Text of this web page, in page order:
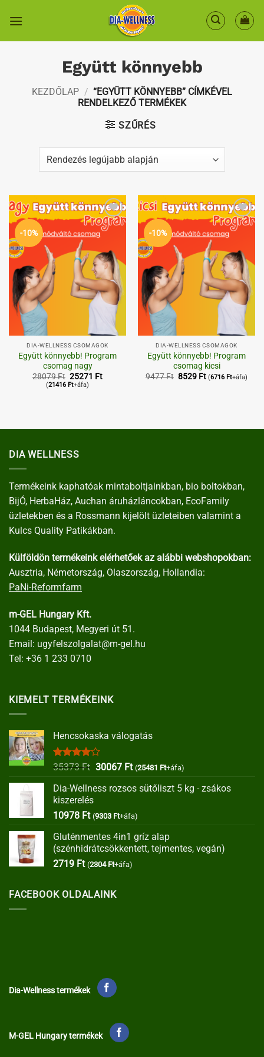
Együtt könnyebb
KEZDŐLAP / “EGYÜTT KÖNNYEBB” CÍMKÉVEL
RENDELKEZŐ TERMÉKEK
SZŰRÉS
-10%
Kedvenceimhez
DIA-WELLNESS CSOMAGOK
Együtt könnyebb! Program
csomag nagy
28079Ft Original
price
25271 FtCurrent
(21416 Ft+áfa)
-10%
Kedvenceimhez
DIA-WELLNESS CSOMAGOK
Együtt könnyebb! Program
csomag kicsi
9477Ft Original
8529 FtCurrent
price
(6716 Ft+áfa)
DIA WELLNESS
Termékeink kaphatóak mintaboltjainkban, bio boltokban,
BijÓ, HerbaHáz, Auchan áruházláncokban, EcoFamily
üzletekben és a Rossmann kijelölt üzleteiben valamint a
Kulcs Quality Patikákban.
Külföldön termékeink elérhetőek az alábbi webshopokban:
Ausztria, Németország, Olaszország, Hollandia:
PaNi-Reformfarm
m-GEL Hungary Kft.
1044 Budapest, Megyeri út 51.
Email: ugyfelszolgalat@m-gel.hu
Tel: +36 1 233 0710
KIEMELT TERMÉKEINK
Hencsokaska válogatás
Értékelés:
35373Ft Original
was:
30067 FtCurrent
is:
(25481 Ft+áfa)
Dia-Wellness rozsos sütőliszt 5 kg - zsákos
kiszerelés
10978 Ft (9303 Ft+áfa)
Gluténmentes 4in1 gríz alap
(szénhidrátcsökkentett, tejmentes, vegán)
2719 Ft (2304 Ft+áfa)
FACEBOOK OLDALAINK
Dia-Wellness termékek
M-GEL Hungary termékek